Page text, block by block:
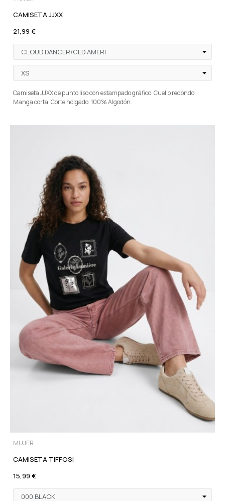
CAMISETA JJXX
21,99 €
Camiseta JJXX de punto liso con estampado gráfico. Cuello redondo.
Manga corta. Corte holgado. 100% Algodón.
MUJER
CAMISETA TIFFOSI
15,99 €